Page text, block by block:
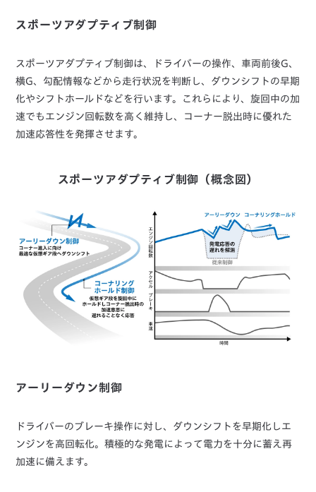
スポーツアダプティブ制御
スポーツアダプティブ制御は、ドライバーの操作、車両前後G、
横G、勾配情報などから走行状況を判断し、ダウンシフトの早期
化やシフトホールドなどを行います。これらにより、旋回中の加
速でもエンジン回転数を高く維持し、コーナー脱出時に優れた
加速応答性を発揮させます。
スポーツアダプティブ制御（概念図）
アーリーダウン制御
ドライバーのブレーキ操作に対し、ダウンシフトを早期化しエ
ンジンを高回転化。積極的な発電によって電力を十分に蓄え再
加速に備えます。